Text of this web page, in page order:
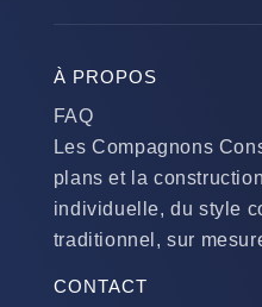
À PROPOS
FAQ
Les Compagnons
plans et la
individuelle, du style
traditionnel, sur
CONTACT